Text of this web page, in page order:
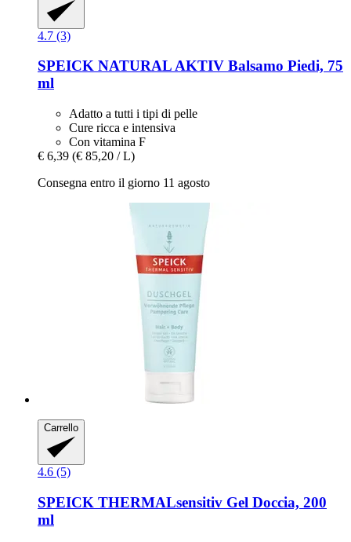
4.7 (3)
SPEICK NATURAL AKTIV Balsamo Piedi, 75
ml
Adatto a tutti i tipi di pelle
Cure ricca e intensiva
Con vitamina F
€ 6,39 (€ 85,20 / L)
Consegna entro il giorno 11 agosto
Carrello
4.6 (5)
SPEICK THERMALsensitiv Gel Doccia, 200
ml